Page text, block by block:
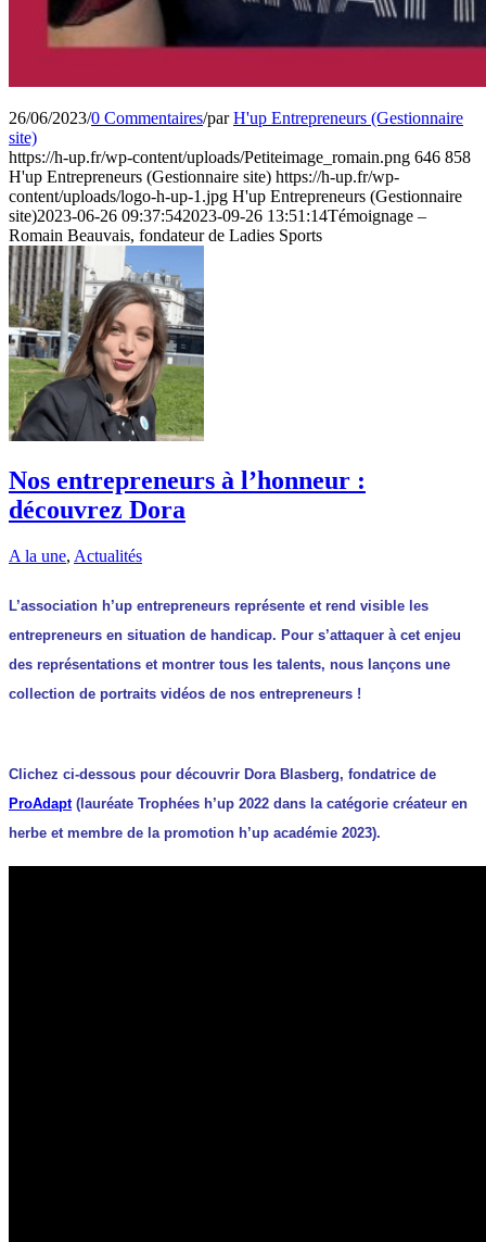
26/06/2023/0 Commentaires/parH'up Entrepreneurs (Gestionnaire
site)
https://h-up.fr/wp-content/uploads/Petiteimage_romain.png 646 858
H'up Entrepreneurs (Gestionnaire site) https://h-up.fr/wp-
content/uploads/logo-h-up-1.jpg H'up Entrepreneurs (Gestionnaire
site)2023-06-26 09:37:542023-09-26 13:51:14Témoignage –
Romain Beauvais, fondateur de Ladies Sports
Nos entrepreneurs à l’honneur :
découvrez Dora
A la une, Actualités
L’association h’up entrepreneurs représente et rend visible les
entrepreneurs en situation de handicap. Pour s’attaquer à cet enjeu
des représentations et montrer tous les talents, nous lançons une
collection de portraits vidéos de nos entrepreneurs !
Clichez ci-dessous pour découvrir Dora Blasberg, fondatrice de
ProAdapt(lauréate Trophées h’up 2022 dans la catégorie créateur en
herbe et membre de la promotion h’up académie 2023).